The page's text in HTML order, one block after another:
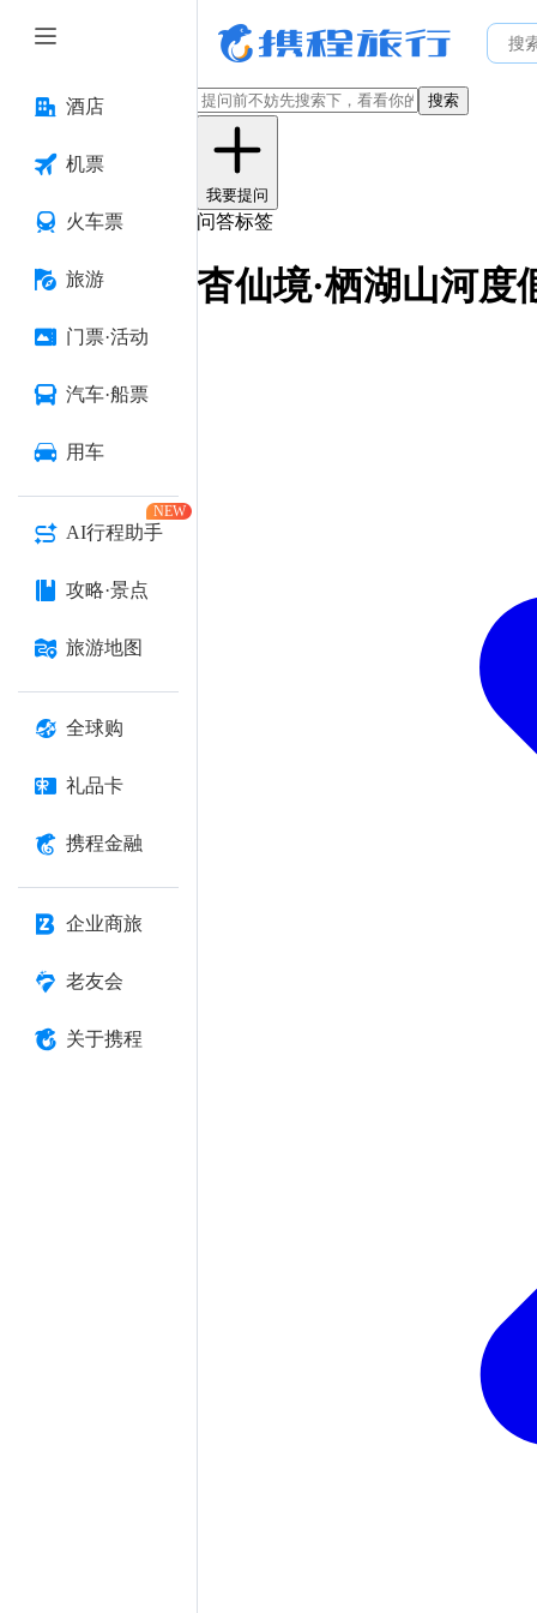
酒店
机票
火车票
旅游
门票·活动
汽车·船票
用车
AI行程助手
NEW
攻略·景点
旅游地图
全球购
礼品卡
携程金融
企业商旅
老友会
关于携程
搜索
我要提问
问答标签
杳仙境·栖湖山河